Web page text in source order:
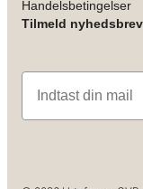
Handelsbetingelser
Tilmeld nyhedsbrev
Email